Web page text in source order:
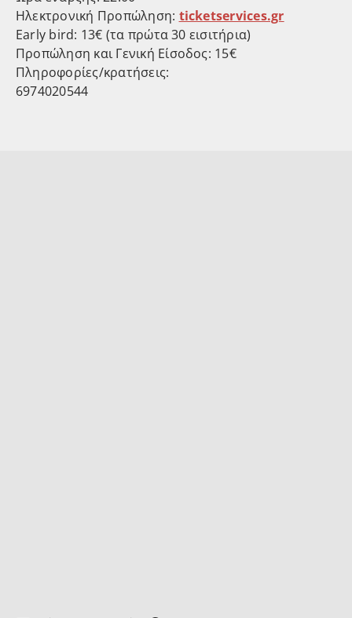
Ηλεκτρονική Προπώληση: ticketservices.gr
Early bird: 13€ (τα πρώτα 30 εισιτήρια)
Προπώληση και Γενική Είσοδος: 15€
Πληροφορίες/κρατήσεις:
6974020544